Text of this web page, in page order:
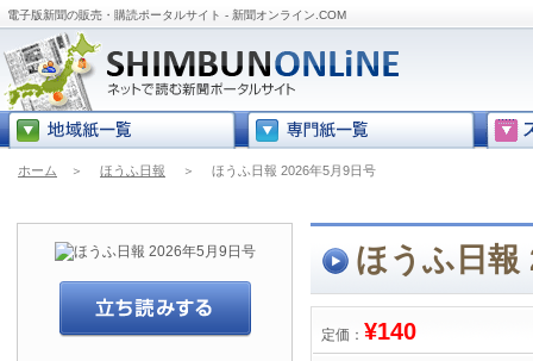
電子版新聞の販売・購読ポータルサイト - 新聞オンライン.COM
ホーム ＞ ほうふ日報 ＞ ほうふ日報 2026年5月9日号
ほうふ日報
定価： ¥140